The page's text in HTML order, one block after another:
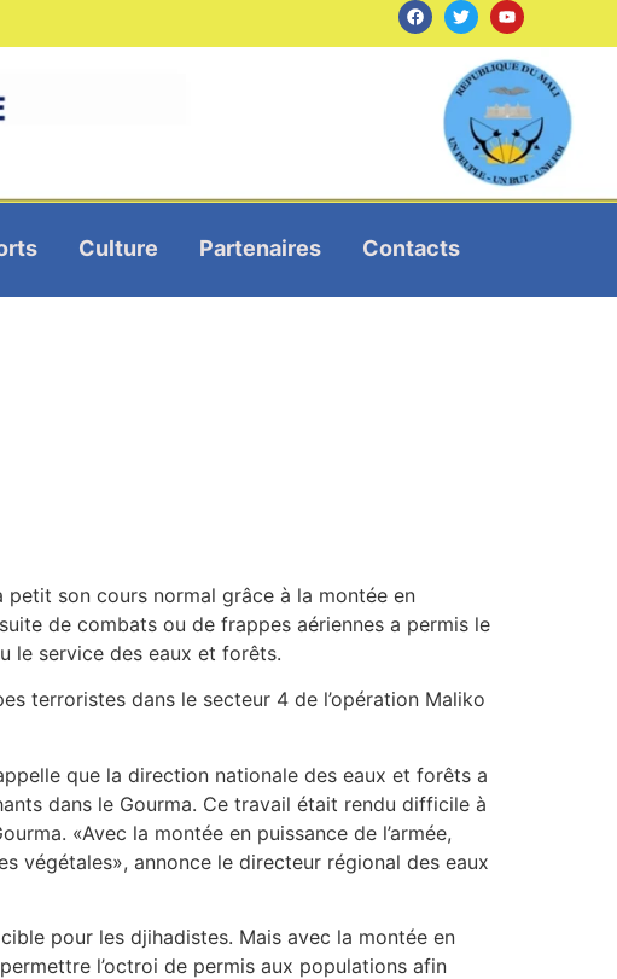
Culture Partenaires Contacts
son cours normal grâce à la montée en
de combats ou de frappes aériennes a permis le
le service des eaux et forêts.
terroristes dans le secteur 4 de l’opération Maliko
que la direction nationale des eaux et forêts a
dans le Gourma. Ce travail était rendu difficile à
«Avec la montée en puissance de l’armée,
végétales», annonce le directeur régional des eaux
pour les djihadistes. Mais avec la montée en
l’octroi de permis aux populations afin